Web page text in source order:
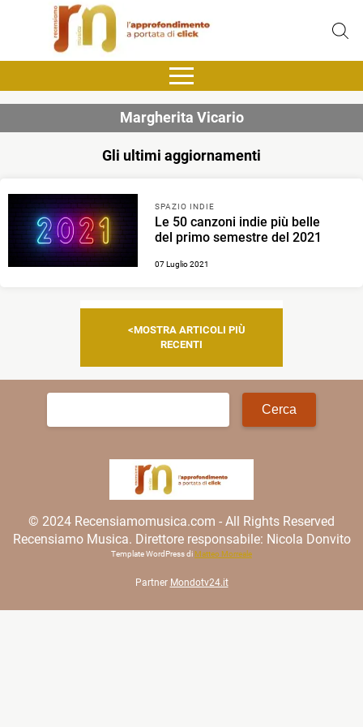
Margherita Vicario
Gli ultimi aggiornamenti
SPAZIO INDIE
Le 50 canzoni indie più belle
del primo semestre del 2021
07 Luglio 2021
Navigazione
articoliMOSTRA ARTICOLI PIÙ
RECENTI
Ricerca
© 2024 Recensiamomusica.com - All Rights Reserved
Recensiamo Musica. Direttore responsabile: Nicola Donvito
Template WordPress di Matteo Morreale
Partner Mondotv24.it